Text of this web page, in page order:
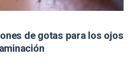
de gotas para los ojos